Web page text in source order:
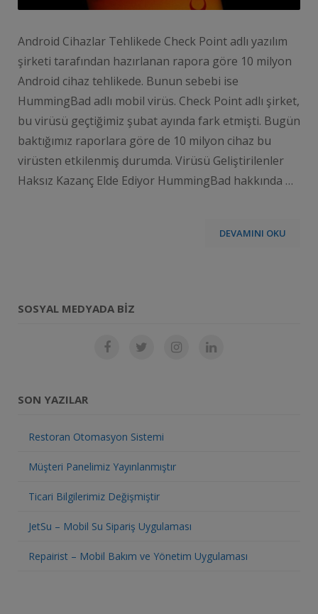
Android Cihazlar Tehlikede Check Point adlı yazılım
şirketi tarafından hazırlanan rapora göre 10 milyon
Android cihaz tehlikede. Bunun sebebi ise
HummingBad adlı mobil virüs. Check Point adlı şirket,
bu virüsü geçtiğimiz şubat ayında fark etmişti. Bugün
baktığımız raporlara göre de 10 milyon cihaz bu
virüsten etkilenmiş durumda. Virüsü Geliştirilenler
Haksız Kazanç Elde Ediyor HummingBad hakkında …
DEVAMINI OKU
SOSYAL MEDYADA BIZ
SON YAZILAR
Restoran Otomasyon Sistemi
Müşteri Panelimiz Yayınlanmıştır
Ticari Bilgilerimiz Değişmiştir
JetSu – Mobil Su Sipariş Uygulaması
Repairist – Mobil Bakım ve Yönetim Uygulaması